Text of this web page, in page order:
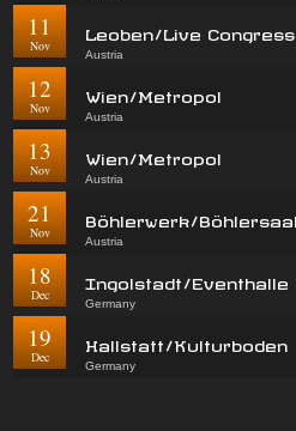
11
Nov
Leoben/Live Congress
Austria
12
Nov
Wien/Metropol
Austria
13
Nov
Wien/Metropol
Austria
21
Nov
Böhlerwerk/Böhlersaal
Austria
18
Dec
Ingolstadt/Eventhalle
Germany
19
Dec
Hallstatt/Kulturboden
Germany